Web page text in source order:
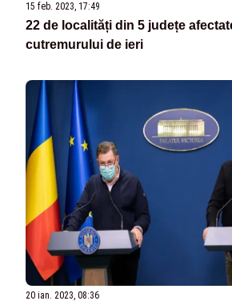
15 feb. 2023, 17:49
22 de localități din 5 județe
cutremurului de ieri
20 ian. 2023, 08:36